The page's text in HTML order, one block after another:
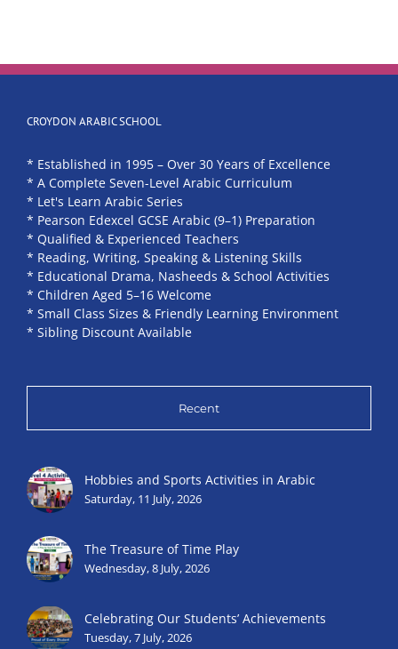
CROYDON ARABIC SCHOOL
* Established in 1995 – Over 30 Years of Excellence
* A Complete Seven-Level Arabic Curriculum
* Let's Learn Arabic Series
* Pearson Edexcel GCSE Arabic (9–1) Preparation
* Qualified & Experienced Teachers
* Reading, Writing, Speaking & Listening Skills
* Educational Drama, Nasheeds & School Activities
* Children Aged 5–16 Welcome
* Small Class Sizes & Friendly Learning Environment
* Sibling Discount Available
Recent
Hobbies and Sports Activities in Arabic
Saturday, 11 July, 2026
The Treasure of Time Play
Wednesday, 8 July, 2026
Celebrating Our Students’ Achievements
Tuesday, 7 July, 2026